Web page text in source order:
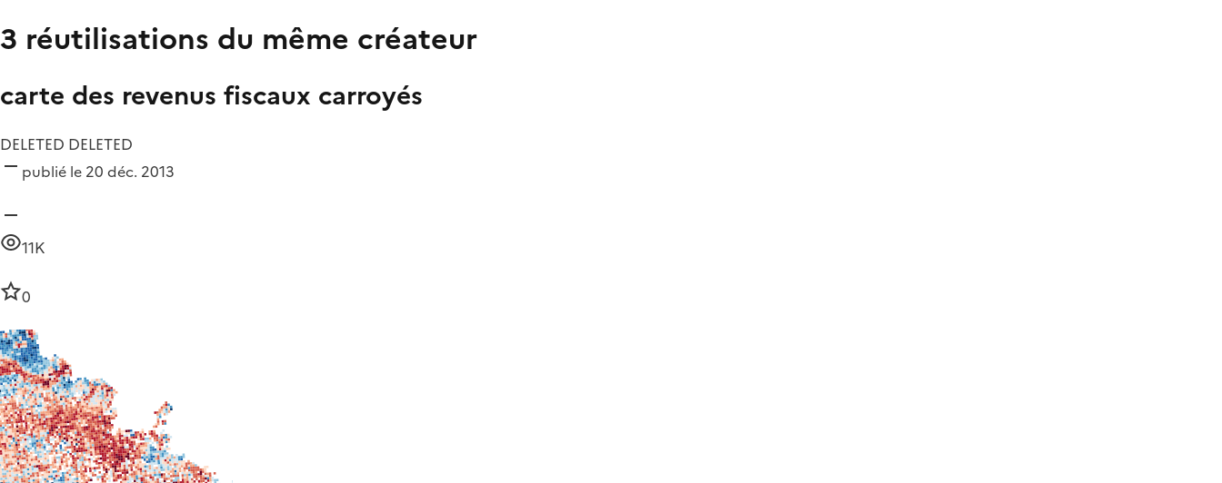
3 réutilisations du même créateur
carte des revenus fiscaux carroyés
DELETED DELETED
publié le 20 déc. 2013
11K
0